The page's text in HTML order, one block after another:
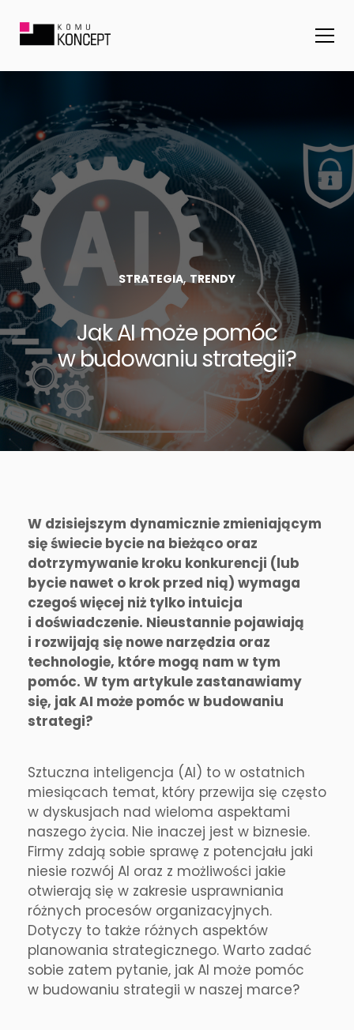
STRATEGIA,TRENDY
Jak AI może pomóc
w budowaniu strategii?
W dzisiejszym dynamicznie zmieniającym
się świecie bycie na bieżąco oraz
dotrzymywanie kroku konkurencji (lub
bycie nawet o krok przed nią) wymaga
czegoś więcej niż tylko intuicja
i doświadczenie. Nieustannie pojawiają
i rozwijają się nowe narzędzia oraz
technologie, które mogą nam w tym
pomóc. W tym artykule zastanawiamy
się, jak AI może pomóc w budowaniu
strategi?
Sztuczna inteligencja (AI) to w ostatnich
miesiącach temat, który przewija się często
w dyskusjach nad wieloma aspektami
naszego życia. Nie inaczej jest w biznesie.
Firmy zdają sobie sprawę z potencjału jaki
niesie rozwój AI oraz z możliwości jakie
otwierają się w zakresie usprawniania
różnych procesów organizacyjnych.
Dotyczy to także różnych aspektów
planowania strategicznego. Warto zadać
sobie zatem pytanie, jak AI może pomóc
w budowaniu strategii w naszej marce?